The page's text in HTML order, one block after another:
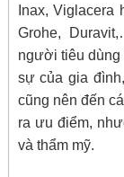
Inax,
Grohe,
người tiêu dùng
sự của gia
cũng nên đến
ra ưu điểm,
và thẩm mỹ.